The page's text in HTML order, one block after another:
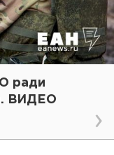
ради
ВИДЕО